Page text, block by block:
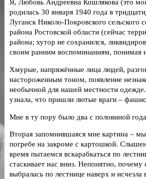
Я, Любовь Андреевна Кошлякова (это
родилась 30 января 1940 года в
Луганск Николо-Покровского сельского
района Ростовской области (сейчас
района; хутор не сохранился,
своим ранним воспоминаниям, понимая
Хмурые, напряжённые лица людей,
настороженным тоном, появление
необычной для нашей местности
узнала, что пришли лютые враги –
Мне в ту пору было два с половиной
Вторая запомнившаяся мне картина –
погребе на закроме с картошкой.
время пытаемся вскарабкаться по
стаскивает нас вниз. Непонятно, почему
выбралась по лестнице наверх и исчезла